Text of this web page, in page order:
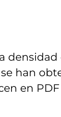
han
en PDF